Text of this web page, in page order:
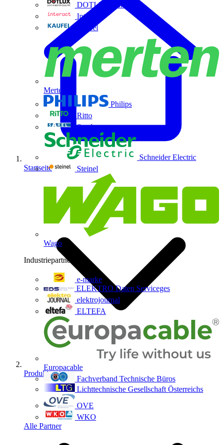
DOTLUX GmbH
Interact
Kaufel
Merten
Philips
Ritto
Sarel
Schneider Electric
Steinel
Wago
Industriepartner
e-marke
ELEKTRO Daten Serviceges
elektrojournal
ELTEFA
Europacable
Fachverband Technische Büros
Lichttechnische Gesellschaft Österreichs
OVE
WKO
Alle Partner
Startseite
Produkte